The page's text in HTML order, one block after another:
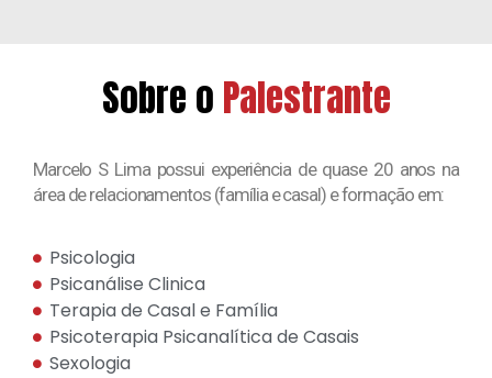
Sobre o Palestrante
Marcelo S Lima possui experiência de quase 20 anos na
área de relacionamentos (família e casal) e formação em:
Psicologia
Psicanálise Clinica
Terapia de Casal e Família
Psicoterapia Psicanalítica de Casais
Sexologia